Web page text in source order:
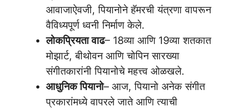
आवाजाऐवजी, पियानोने हॅमरची यंत्रणा वापरून
वैविध्यपूर्ण ध्वनी निर्माण केले.
लोकप्रियता वाढ– 18व्या आणि 19व्या शतकात
मोझार्ट, बीथोवन आणि चोपिन सारख्या
संगीतकारांनी पियानोचे महत्त्व ओळखले.
आधुनिक पियानो– आज, पियानो अनेक संगीत
प्रकारांमध्ये वापरले जाते आणि त्याची